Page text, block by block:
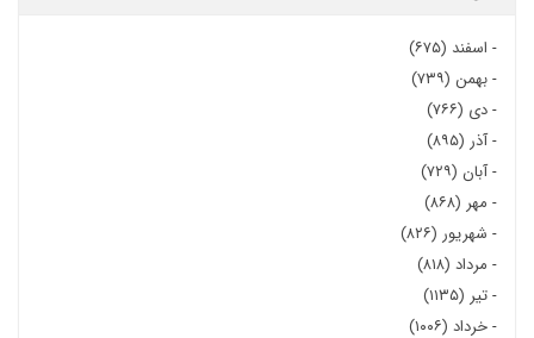
- اسفند (۶۷۵)
-بهمن (۷۳۹)
-دی (۷۶۶)
-آذر (۸۹۵)
-آبان (۷۲۹)
- مهر (۸۶۸)
- شهریور (۸۲۶)
- مرداد (۸۱۸)
-تیر (۱۱۳۵)
-خرداد (۱۰۰۶)